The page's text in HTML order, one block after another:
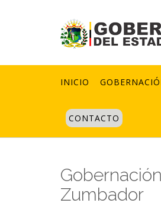
INICIO
CONTACTO
Zumbador